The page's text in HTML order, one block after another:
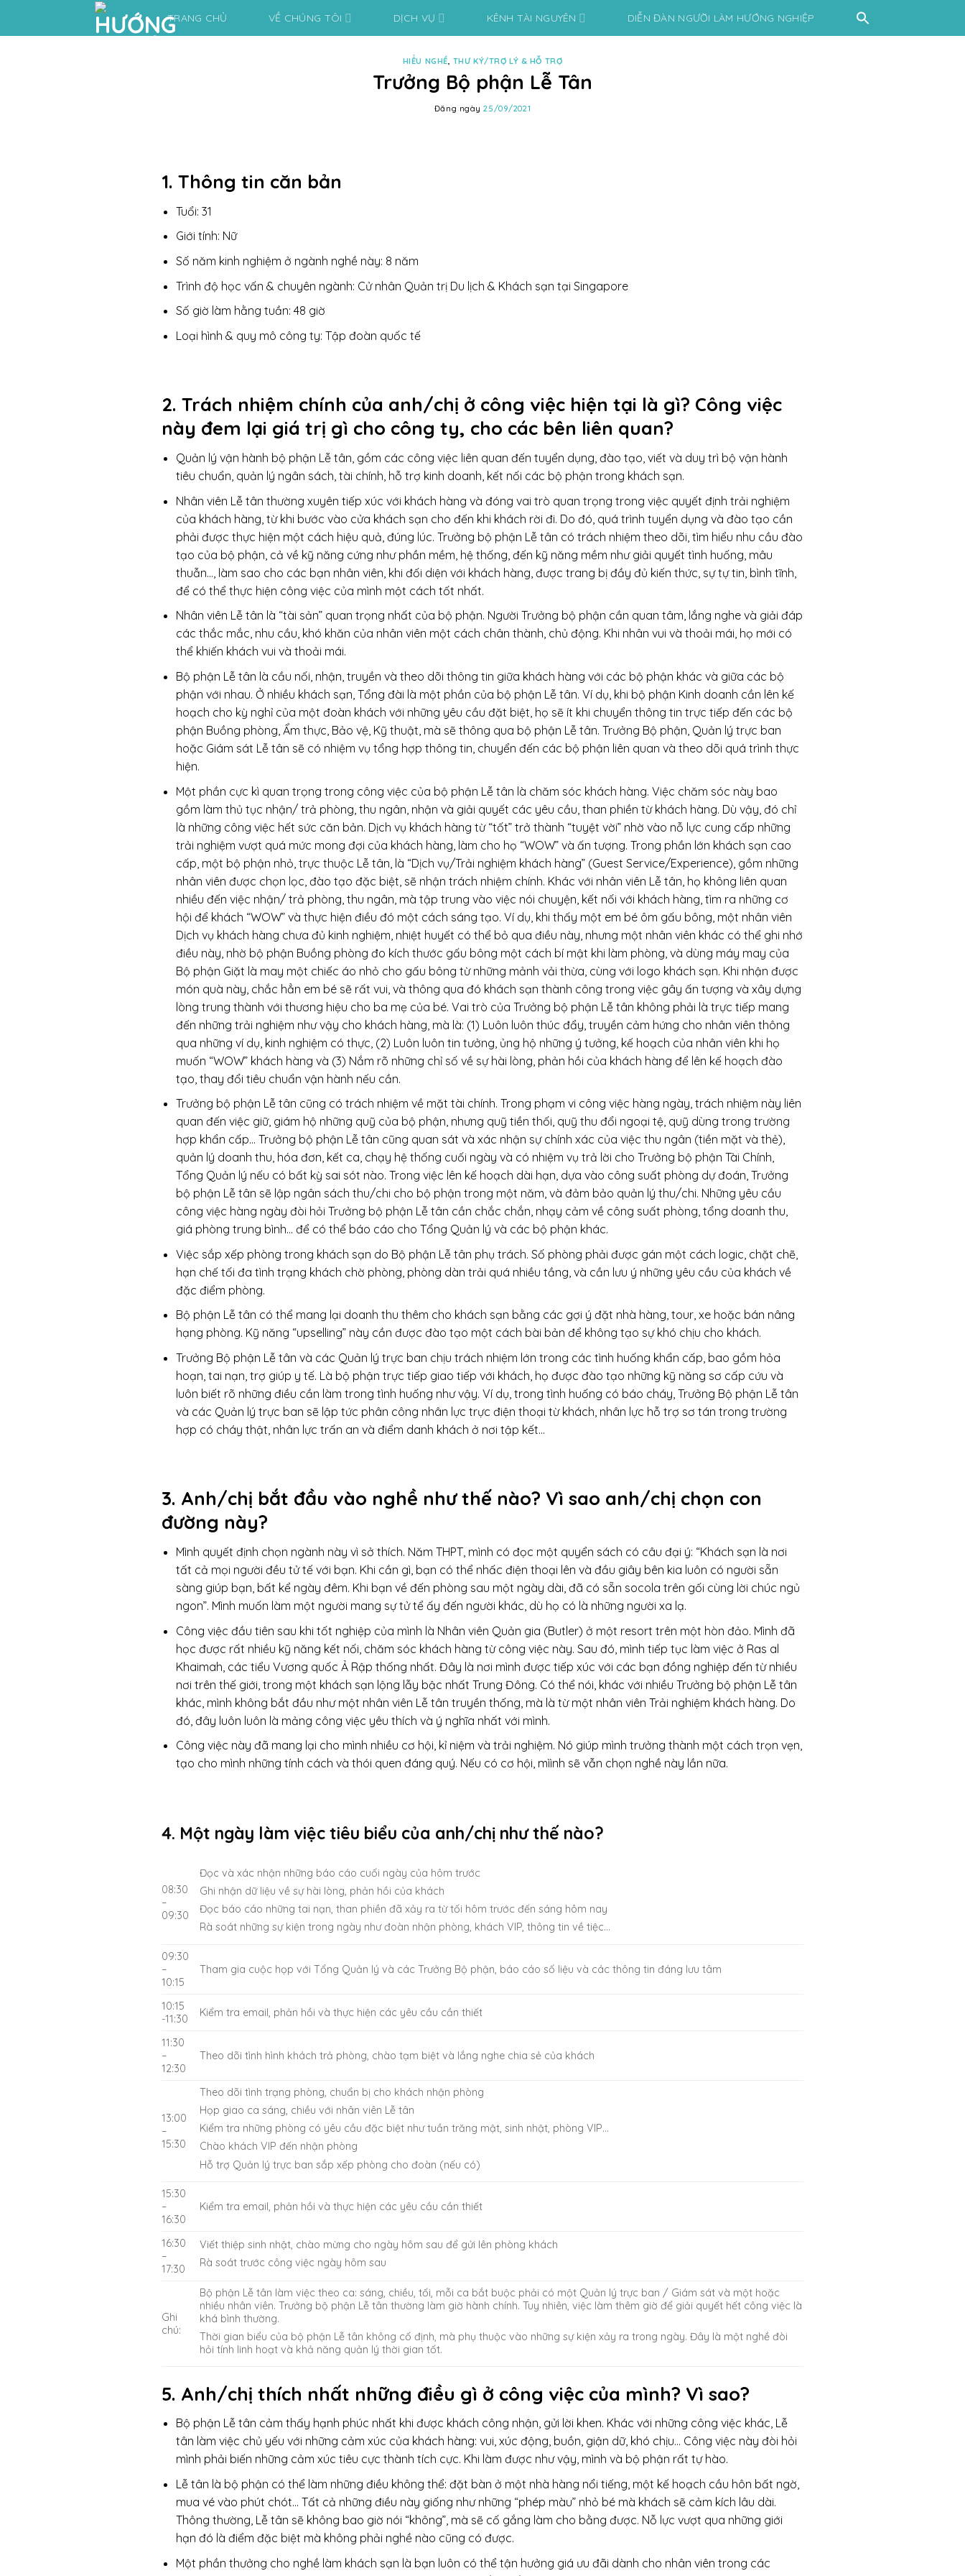
TRANG CHỦ VỀ CHÚNG TÔI DỊCH VỤ KÊNH TÀI NGUYÊN DIỄN ĐÀN NGƯỜI LÀM HƯỚNG NGHIỆP
HIỂU NGHỀ, THƯ KÝ/TRỢ LÝ & HỖ TRỢ
Trưởng Bộ phận Lễ Tân
Đăng ngày25/09/2021
1. Thông tin căn bản
Tuổi: 31
Giới tính: Nữ
Số năm kinh nghiệm ở ngành nghề này: 8 năm
Trình độ học vấn & chuyên ngành: Cử nhân Quản trị Du lịch & Khách sạn tại Singapore
Số giờ làm hằng tuần: 48 giờ
Loại hình & quy mô công ty: Tập đoàn quốc tế
2. Trách nhiệm chính của anh/chị ở công việc hiện tại là gì? Công việc
này đem lại giá trị gì cho công ty, cho các bên liên quan?
Quản lý vận hành bộ phận Lễ tân, gồm các công việc liên quan đến tuyển dụng, đào tạo, viết và duy trì bộ vận hành
tiêu chuẩn, quản lý ngân sách, tài chính, hỗ trợ kinh doanh, kết nối các bộ phận trong khách sạn.
Nhân viên Lễ tân thường xuyên tiếp xúc với khách hàng và đóng vai trò quan trọng trong việc quyết định trải nghiệm
của khách hàng, từ khi bước vào cửa khách sạn cho đến khi khách rời đi. Do đó, quá trình tuyển dụng và đào tạo cần
phải được thực hiện một cách hiệu quả, đúng lúc. Trưởng bộ phận Lễ tân có trách nhiệm theo dõi, tìm hiểu nhu cầu đào
tạo của bộ phận, cả về kỹ năng cứng như phần mềm, hệ thống, đến kỹ năng mềm như giải quyết tình huống, mâu
thuẫn…, làm sao cho các bạn nhân viên, khi đối diện với khách hàng, được trang bị đầy đủ kiến thức, sự tự tin, bình tĩnh,
để có thể thực hiện công việc của mình một cách tốt nhất.
Nhân viên Lễ tân là “tài sản” quan trọng nhất của bộ phận. Người Trưởng bộ phận cần quan tâm, lắng nghe và giải đáp
các thắc mắc, nhu cầu, khó khăn của nhân viên một cách chân thành, chủ động. Khi nhân vui và thoải mái, họ mới có
thể khiến khách vui và thoải mái.
Bộ phận Lễ tân là cầu nối, nhận, truyền và theo dõi thông tin giữa khách hàng với các bộ phận khác và giữa các bộ
phận với nhau. Ở nhiều khách sạn, Tổng đài là một phần của bộ phận Lễ tân. Ví dụ, khi bộ phận Kinh doanh cần lên kế
hoạch cho kỳ nghỉ của một đoàn khách với những yêu cầu đặt biệt, họ sẽ ít khi chuyển thông tin trực tiếp đến các bộ
phận Buồng phòng, Ẩm thực, Bảo vệ, Kỹ thuật, mà sẽ thông qua bộ phận Lễ tân. Trưởng Bộ phận, Quản lý trực ban
hoặc Giám sát Lễ tân sẽ có nhiệm vụ tổng hợp thông tin, chuyển đến các bộ phận liên quan và theo dõi quá trình thực
hiện.
Một phần cực kì quan trọng trong công việc của bộ phận Lễ tân là chăm sóc khách hàng. Việc chăm sóc này bao
gồm làm thủ tục nhận/ trả phòng, thu ngân, nhận và giải quyết các yêu cầu, than phiền từ khách hàng. Dù vậy, đó chỉ
là những công việc hết sức căn bản. Dịch vụ khách hàng từ “tốt” trở thành “tuyệt vời” nhờ vào nỗ lực cung cấp những
trải nghiệm vượt quá mức mong đợi của khách hàng, làm cho họ “WOW” và ấn tượng. Trong phần lớn khách sạn cao
cấp, một bộ phận nhỏ, trực thuộc Lễ tân, là “Dịch vụ/Trải nghiệm khách hàng” (Guest Service/Experience), gồm những
nhân viên được chọn lọc, đào tạo đặc biệt, sẽ nhận trách nhiệm chính. Khác với nhân viên Lễ tân, họ không liên quan
nhiều đến việc nhận/ trả phòng, thu ngân, mà tập trung vào việc nói chuyện, kết nối với khách hàng, tìm ra những cơ
hội để khách “WOW” và thực hiện điều đó một cách sáng tạo. Ví dụ, khi thấy một em bé ôm gấu bông, một nhân viên
Dịch vụ khách hàng chưa đủ kinh nghiệm, nhiệt huyết có thể bỏ qua điều này, nhưng một nhân viên khác có thể ghi nhớ
điều này, nhờ bộ phận Buồng phòng đo kích thước gấu bông một cách bí mật khi làm phòng, và dùng máy may của
Bộ phận Giặt là may một chiếc áo nhỏ cho gấu bông từ những mảnh vải thừa, cùng với logo khách sạn. Khi nhận được
món quà này, chắc hẳn em bé sẽ rất vui, và thông qua đó khách sạn thành công trong việc gây ấn tượng và xây dựng
lòng trung thành với thương hiệu cho ba mẹ của bé. Vai trò của Trưởng bộ phận Lễ tân không phải là trực tiếp mang
đến những trải nghiệm như vậy cho khách hàng, mà là: (1) Luôn luôn thúc đẩy, truyền cảm hứng cho nhân viên thông
qua những ví dụ, kinh nghiệm có thực, (2) Luôn luôn tin tưởng, ủng hộ những ý tưởng, kế hoạch của nhân viên khi họ
muốn “WOW” khách hàng và (3) Nắm rõ những chỉ số về sự hài lòng, phản hồi của khách hàng để lên kế hoạch đào
tạo, thay đổi tiêu chuẩn vận hành nếu cần.
Trưởng bộ phận Lễ tân cũng có trách nhiệm về mặt tài chính. Trong phạm vi công việc hàng ngày, trách nhiệm này liên
quan đến việc giữ, giám hộ những quỹ của bộ phận, nhưng quỹ tiền thối, quỹ thu đổi ngoại tệ, quỹ dùng trong trường
hợp khẩn cấp… Trưởng bộ phận Lễ tân cũng quan sát và xác nhận sự chính xác của việc thu ngân (tiền mặt và thẻ),
quản lý doanh thu, hóa đơn, kết ca, chạy hệ thống cuối ngày và có nhiệm vụ trả lời cho Trưởng bộ phận Tài Chính,
Tổng Quản lý nếu có bất kỳ sai sót nào. Trong việc lên kế hoạch dài hạn, dựa vào công suất phòng dự đoán, Trưởng
bộ phận Lễ tân sẽ lập ngân sách thu/chi cho bộ phận trong một năm, và đảm bảo quản lý thu/chi. Những yêu cầu
công việc hàng ngày đòi hỏi Trưởng bộ phận Lễ tân cần chắc chắn, nhạy cảm về công suất phòng, tổng doanh thu,
giá phòng trung bình… để có thể báo cáo cho Tổng Quản lý và các bộ phận khác.
Việc sắp xếp phòng trong khách sạn do Bộ phận Lễ tân phụ trách. Số phòng phải được gán một cách logic, chặt chẽ,
hạn chế tối đa tình trạng khách chờ phòng, phòng dàn trải quá nhiều tầng, và cần lưu ý những yêu cầu của khách về
đặc điểm phòng.
Bộ phận Lễ tân có thể mang lại doanh thu thêm cho khách sạn bằng các gợi ý đặt nhà hàng, tour, xe hoặc bán nâng
hạng phòng. Kỹ năng “upselling” này cần được đào tạo một cách bài bản để không tạo sự khó chịu cho khách.
Trưởng Bộ phận Lễ tân và các Quản lý trực ban chịu trách nhiệm lớn trong các tình huống khẩn cấp, bao gồm hỏa
hoạn, tai nạn, trợ giúp y tế. Là bộ phận trực tiếp giao tiếp với khách, họ được đào tạo những kỹ năng sơ cấp cứu và
luôn biết rõ những điều cần làm trong tình huống như vậy. Ví dụ, trong tình huống có báo cháy, Trưởng Bộ phận Lễ tân
và các Quản lý trực ban sẽ lập tức phân công nhân lực trực điện thoại từ khách, nhân lực hỗ trợ sơ tán trong trường
hợp có cháy thật, nhân lực trấn an và điểm danh khách ở nơi tập kết…
3. Anh/chị bắt đầu vào nghề như thế nào? Vì sao anh/chị chọn con
đường này?
Mình quyết định chọn ngành này vì sở thích. Năm THPT, mình có đọc một quyển sách có câu đại ý: “Khách sạn là nơi
tất cả mọi người đều tử tế với bạn. Khi cần gì, bạn có thể nhấc điện thoại lên và đầu giây bên kia luôn có người sẵn
sàng giúp bạn, bất kể ngày đêm. Khi bạn về đến phòng sau một ngày dài, đã có sẵn socola trên gối cùng lời chúc ngủ
ngon”. Mình muốn làm một người mang sự tử tể ấy đến người khác, dù họ có là những người xa lạ.
Công việc đầu tiên sau khi tốt nghiệp của mình là Nhân viên Quản gia (Butler) ở một resort trên một hòn đảo. Mình đã
học được rất nhiều kỹ năng kết nối, chăm sóc khách hàng từ công việc này. Sau đó, mình tiếp tục làm việc ở Ras al
Khaimah, các tiểu Vương quốc Ả Rập thống nhất. Đây là nơi mình được tiếp xúc với các bạn đồng nghiệp đến từ nhiều
nơi trên thế giới, trong một khách sạn lộng lẫy bậc nhất Trung Đông. Có thể nói, khác với nhiều Trưởng bộ phận Lễ tân
khác, mình không bắt đầu như một nhân viên Lễ tân truyền thống, mà là từ một nhân viên Trải nghiệm khách hàng. Do
đó, đây luôn luôn là mảng công việc yêu thích và ý nghĩa nhất với mình.
Công việc này đã mang lại cho mình nhiều cơ hội, kỉ niệm và trải nghiệm. Nó giúp mình trưởng thành một cách trọn vẹn,
tạo cho mình những tính cách và thói quen đáng quý. Nếu có cơ hội, mìình sẽ vẫn chọn nghề này lần nữa.
4. Một ngày làm việc tiêu biểu của anh/chị như thế nào?
08:30
–
09:30
Đọc và xác nhận những báo cáo cuối ngày của hôm trước
Ghi nhận dữ liệu về sự hài lòng, phản hồi của khách
Đọc báo cáo những tai nạn, than phiền đã xảy ra từ tối hôm trước đến sáng hôm nay
Rà soát những sự kiện trong ngày như đoàn nhận phòng, khách VIP, thông tin về tiệc…
09:30
–
10:15
Tham gia cuộc họp với Tổng Quản lý và các Trưởng Bộ phận, báo cáo số liệu và các thông tin đáng lưu tâm
10:15
-11:30
Kiểm tra email, phản hồi và thực hiện các yêu cầu cần thiết
11:30
–
12:30
Theo dõi tình hình khách trả phòng, chào tạm biệt và lắng nghe chia sẻ của khách
13:00
–
15:30
Theo dõi tình trạng phòng, chuẩn bị cho khách nhận phòng
Họp giao ca sáng, chiều với nhân viên Lễ tân
Kiểm tra những phòng có yêu cầu đặc biệt như tuần trăng mật, sinh nhật, phòng VIP…
Chào khách VIP đến nhận phòng
Hỗ trợ Quản lý trực ban sắp xếp phòng cho đoàn (nếu có)
15:30
–
16:30
Kiểm tra email, phản hồi và thực hiện các yêu cầu cần thiết
16:30
–
17:30
Viết thiệp sinh nhật, chào mừng cho ngày hôm sau để gửi lên phòng khách
Rà soát trước công việc ngày hôm sau
Ghi
chú:
Bộ phận Lễ tân làm việc theo ca: sáng, chiều, tối, mỗi ca bắt buộc phải có một Quản lý trực ban / Giám sát và một hoặc
nhiều nhân viên. Trưởng bộ phận Lễ tân thường làm giờ hành chính. Tuy nhiên, việc làm thêm giờ để giải quyết hết công việc là
khá bình thường.
Thời gian biểu của bộ phận Lễ tân không cố định, mà phụ thuộc vào những sự kiện xảy ra trong ngày. Đây là một nghề đòi
hỏi tính linh hoạt và khả năng quản lý thời gian tốt.
5. Anh/chị thích nhất những điều gì ở công việc của mình? Vì sao?
Bộ phận Lễ tân cảm thấy hạnh phúc nhất khi được khách công nhận, gửi lời khen. Khác với những công việc khác, Lễ
tân làm việc chủ yếu với những cảm xúc của khách hàng: vui, xúc động, buồn, giận dữ, khó chịu… Công việc này đòi hỏi
mình phải biến những cảm xúc tiêu cực thành tích cực. Khi làm được như vậy, mình và bộ phận rất tự hào.
Lễ tân là bộ phận có thể làm những điều không thể: đặt bàn ở một nhà hàng nổi tiếng, một kế hoạch cầu hôn bất ngờ,
mua vé vào phút chót… Tất cả những điều này giống như những “phép màu” nhỏ bé mà khách sẽ cảm kích lâu dài.
Thông thường, Lễ tân sẽ không bao giờ nói “không”, mà sẽ cố gắng làm cho bằng được. Nỗ lực vượt qua những giới
hạn đó là điểm đặc biệt mà không phải nghề nào cũng có được.
Một phần thưởng cho nghề làm khách sạn là bạn luôn có thể tận hưởng giá ưu đãi dành cho nhân viên trong các